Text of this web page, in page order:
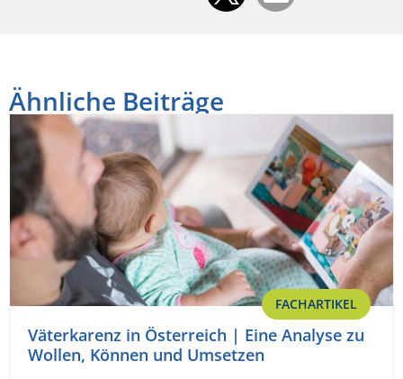
Ähnliche Beiträge
FACHARTIKEL
Väterkarenz in Österreich | Eine Analyse zu
Wollen, Können und Umsetzen